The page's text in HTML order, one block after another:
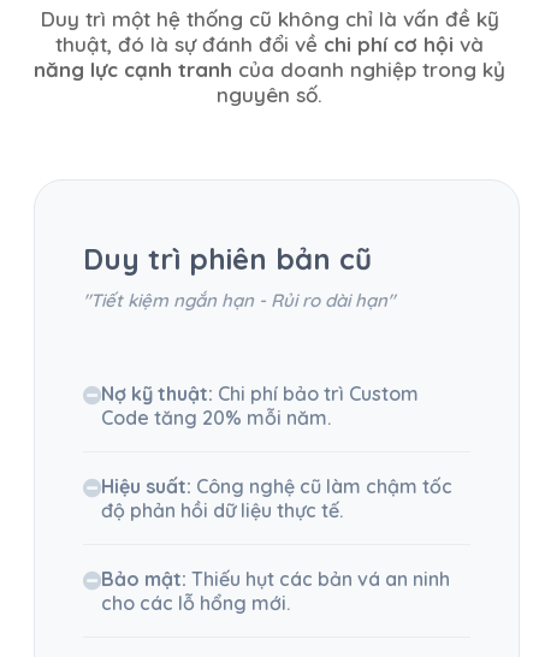
Duy trì một hệ thống cũ không chỉ là vấn đề kỹ
thuật, đó là sự đánh đổi về chi phí cơ hội và
năng lực cạnh tranh của doanh nghiệp trong kỷ
nguyên số.
Duy trì phiên bản cũ
"Tiết kiệm ngắn hạn - Rủi ro dài hạn"
Nợ kỹ thuật: Chi phí bảo trì Custom
Code tăng 20% mỗi năm.
Hiệu suất: Công nghệ cũ làm chậm tốc
độ phản hồi dữ liệu thực tế.
Bảo mật: Thiếu hụt các bản vá an ninh
cho các lỗ hổng mới.